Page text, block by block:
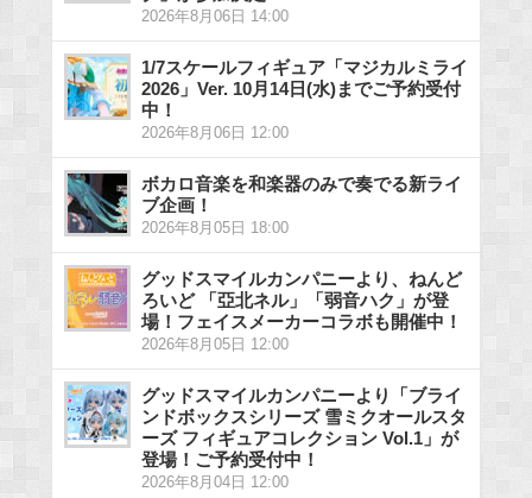
2026年8月06日 14:00
1/7スケールフィギュア「マジカルミライ
2026」Ver. 10月14日(水)までご予約受付
中！
2026年8月06日 12:00
ボカロ音楽を和楽器のみで奏でる新ライ
ブ企画！
2026年8月05日 18:00
グッドスマイルカンパニーより、ねんど
ろいど 「亞北ネル」「弱音ハク」が登
場！フェイスメーカーコラボも開催中！
2026年8月05日 12:00
グッドスマイルカンパニーより「ブライ
ンドボックスシリーズ 雪ミクオールスタ
ーズ フィギュアコレクション Vol.1」が
登場！ご予約受付中！
2026年8月04日 12:00